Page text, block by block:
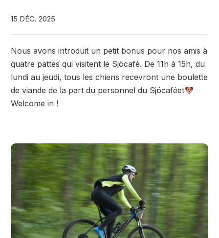
15 DÉC. 2025
Nous avons introduit un petit bonus pour nos amis à
quatre pattes qui visitent le Sjöcafé. De 11h à 15h, du
lundi au jeudi, tous les chiens recevront une boulette
de viande de la part du personnel du Sjöcaféet
Welcome in !